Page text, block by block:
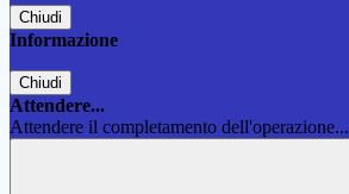
Chiudi
Informazione
Chiudi
Attendere...
Attendere il completamento dell'operazione...